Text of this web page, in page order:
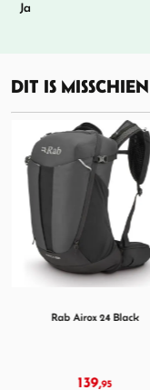
Ja
DIT IS
Nomad Torcal 70 Rugzak
199,95